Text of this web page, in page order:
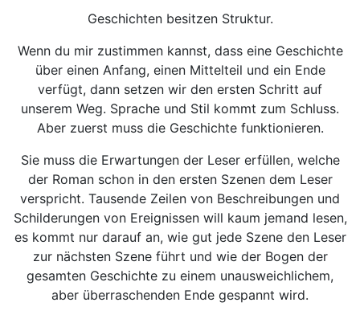
Geschichten besitzen Struktur.
Wenn du mir zustimmen kannst, dass eine Geschichte
über einen Anfang, einen Mittelteil und ein Ende
verfügt, dann setzen wir den ersten Schritt auf
unserem Weg. Sprache und Stil kommt zum Schluss.
Aber zuerst muss die Geschichte funktionieren.
Sie muss die Erwartungen der Leser erfüllen, welche
der Roman schon in den ersten Szenen dem Leser
verspricht. Tausende Zeilen von Beschreibungen und
Schilderungen von Ereignissen will kaum jemand lesen,
es kommt nur darauf an, wie gut jede Szene den Leser
zur nächsten Szene führt und wie der Bogen der
gesamten Geschichte zu einem unausweichlichem,
aber überraschenden Ende gespannt wird.